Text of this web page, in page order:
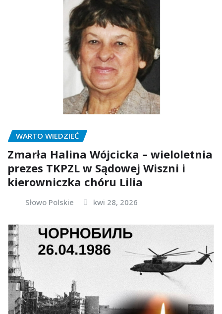
WARTO WIEDZIEĆ
Zmarła Halina Wójcicka – wieloletnia
prezes TKPZL w Sądowej Wiszni i
kierowniczka chóru Lilia
Słowo Polskie kwi 28, 2026